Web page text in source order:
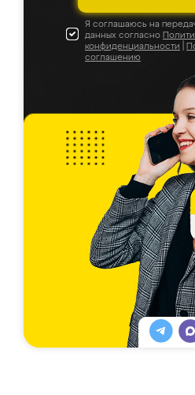
Я соглашаюсь на
данных согласно
конфиденциальности
соглашению